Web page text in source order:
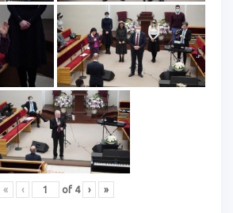
« ‹ of 4 › »